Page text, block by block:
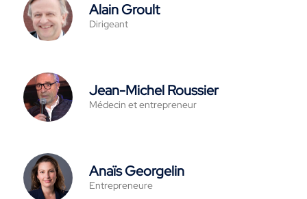
Alain Groult
Dirigeant
Jean-Michel Roussier
Médecin et entrepreneur
Anaïs Georgelin
Entrepreneure